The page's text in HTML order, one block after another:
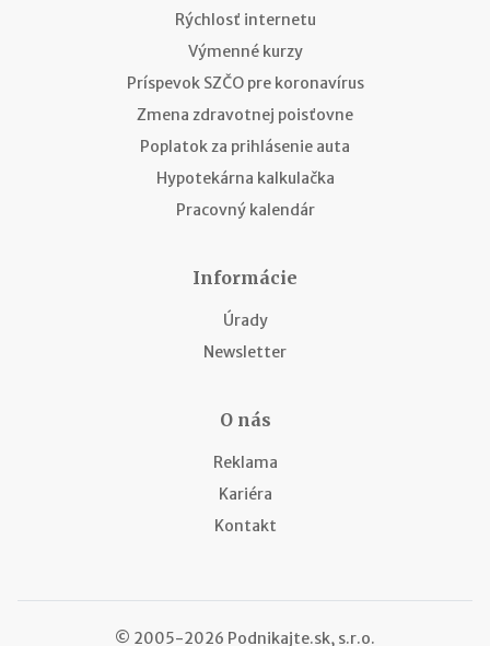
Rýchlosť internetu
Výmenné kurzy
Príspevok SZČO pre koronavírus
Zmena zdravotnej poisťovne
Poplatok za prihlásenie auta
Hypotekárna kalkulačka
Pracovný kalendár
Informácie
Úrady
Newsletter
O nás
Reklama
Kariéra
Kontakt
© 2005-2026 Podnikajte.sk, s.r.o.